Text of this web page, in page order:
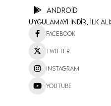
Android
Uygulamayı İndir, İlk
Facebook
Twitter
Instagram
Youtube